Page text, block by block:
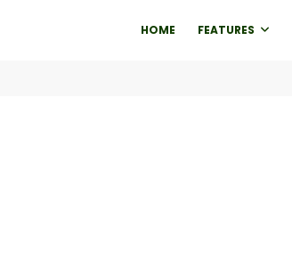
HOME FEATURES